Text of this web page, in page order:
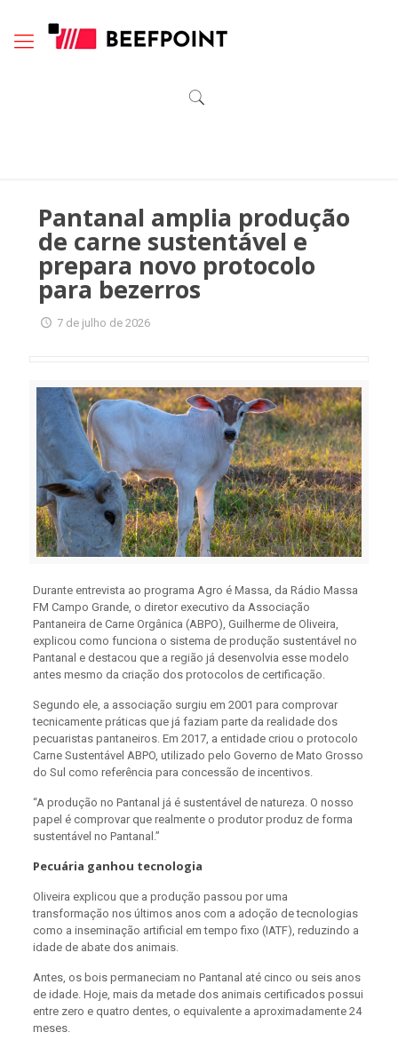
Pantanal amplia produção
de carne sustentável e
prepara novo protocolo
para bezerros
7 de julho de 2026
Durante entrevista ao programa Agro é Massa, da Rádio Massa
FM Campo Grande, o diretor executivo da Associação
Pantaneira de Carne Orgânica (ABPO), Guilherme de Oliveira,
explicou como funciona o sistema de produção sustentável no
Pantanal e destacou que a região já desenvolvia esse modelo
antes mesmo da criação dos protocolos de certificação.
Segundo ele, a associação surgiu em 2001 para comprovar
tecnicamente práticas que já faziam parte da realidade dos
pecuaristas pantaneiros. Em 2017, a entidade criou o protocolo
Carne Sustentável ABPO, utilizado pelo Governo de Mato Grosso
do Sul como referência para concessão de incentivos.
“A produção no Pantanal já é sustentável de natureza. O nosso
papel é comprovar que realmente o produtor produz de forma
sustentável no Pantanal.”
Pecuária ganhou tecnologia
Oliveira explicou que a produção passou por uma
transformação nos últimos anos com a adoção de tecnologias
como a inseminação artificial em tempo fixo (IATF), reduzindo a
idade de abate dos animais.
Antes, os bois permaneciam no Pantanal até cinco ou seis anos
de idade. Hoje, mais da metade dos animais certificados possui
entre zero e quatro dentes, o equivalente a aproximadamente 24
meses.